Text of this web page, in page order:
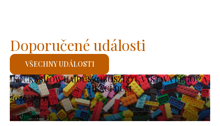
KOCKASHOW HAJDÚSZOBOSZLÓ – VÝSTAVA LEGO® A
HRACÍ DŮM
2026-07-11
-
2026-08-23
Doporučené události
VŠECHNY UDÁLOSTI